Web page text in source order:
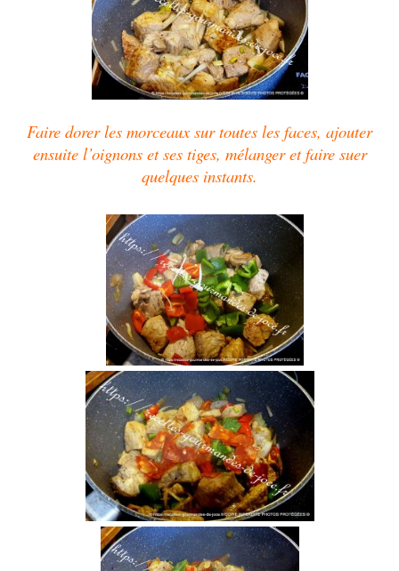
Faire dorer les morceaux sur toutes les faces, ajouter
ensuite l’oignons et ses tiges, mélanger et faire suer
quelques instants.